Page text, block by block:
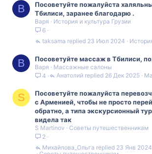
В
Посоветуйте пожалуйста
Тбилиси, заранее благодарю .
Варя
История и культура Грузии
6
23 Июл 2024
taksama
В Посоветуйте массаж в Тбилиси,
Варя
Массажные салоны
4
26 Дек 2025
Анатолий
S
Посоветуйте пожалуйста
с Арменией, чтобы не просто
обратно, а типа экскурсионный
видела так
S Martinov
Советы путешественникам
2
23 Янв 2024
Михайлова_Ольга